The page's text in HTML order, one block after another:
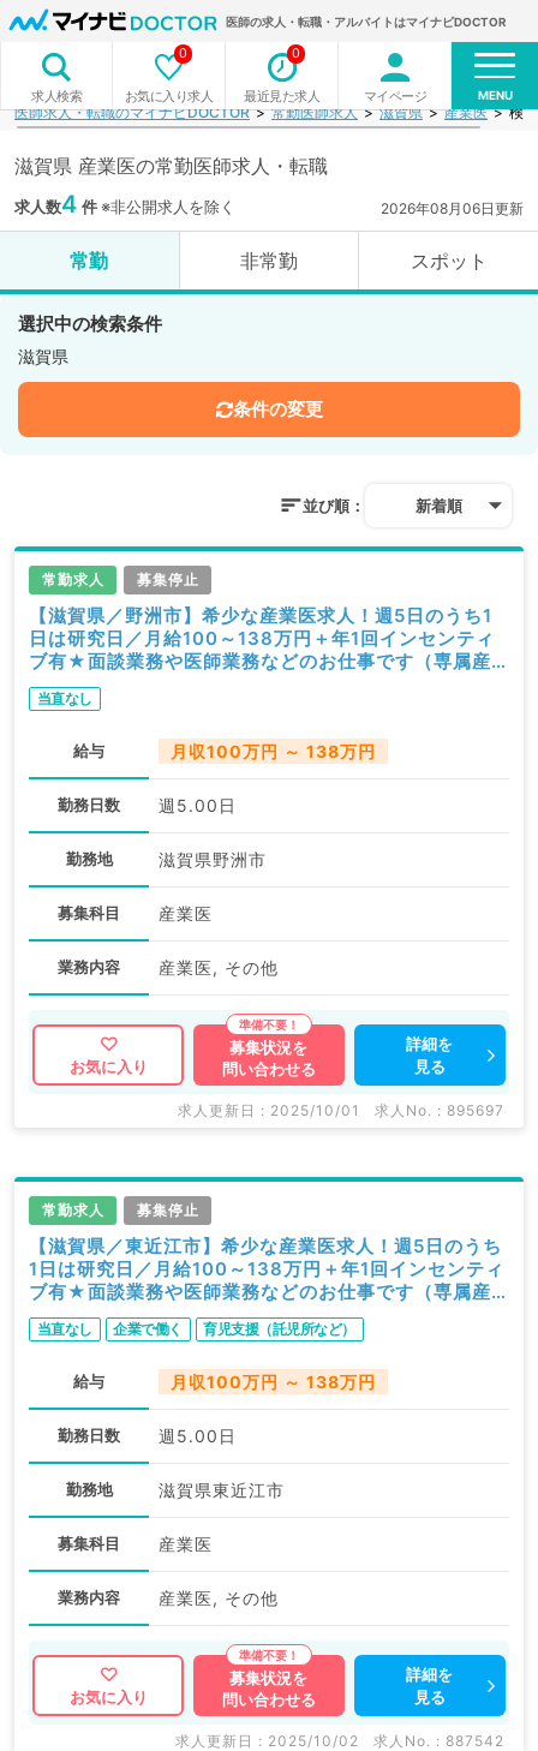
医師の求人・転職・アルバイトはマイナビDOCTOR
求人検索 お気に入り求人
0
最近見た求人
0
マイページ MENU
医師求人・転職のマイナビDOCTOR 常勤医師求人 滋賀県 産業医 検
滋賀県 産業医の常勤医師求人・転職
求人数4 件※非公開求人を除く 2026年08月06日更新
常勤 非常勤 スポット
選択中の検索条件
滋賀県
条件の変更
並び順： 新着順
常勤求人 募集停止
【滋賀県／野洲市】希少な産業医求人！週5日のうち1
日は研究日／月給100～138万円＋年1回インセンティ
ブ有★面談業務や医師業務などのお仕事です（専属産
業医／常勤）
当直なし
給与 月収100万円 ～ 138万円
勤務日数 週5.00日
勤務地 滋賀県野洲市
募集科目 産業医
業務内容 産業医, その他
お気に入り
募集状況を
問い合わせる
詳細を
見る
求人更新日 : 2025/10/01 求人No. : 895697
常勤求人 募集停止
【滋賀県／東近江市】希少な産業医求人！週5日のうち
1日は研究日／月給100～138万円＋年1回インセンティ
ブ有★面談業務や医師業務などのお仕事です（専属産
業医／常勤）
当直なし 企業で働く 育児支援（託児所など）
給与 月収100万円 ～ 138万円
勤務日数 週5.00日
勤務地 滋賀県東近江市
募集科目 産業医
業務内容 産業医, その他
お気に入り
募集状況を
問い合わせる
詳細を
見る
求人更新日 : 2025/10/02 求人No. : 887542